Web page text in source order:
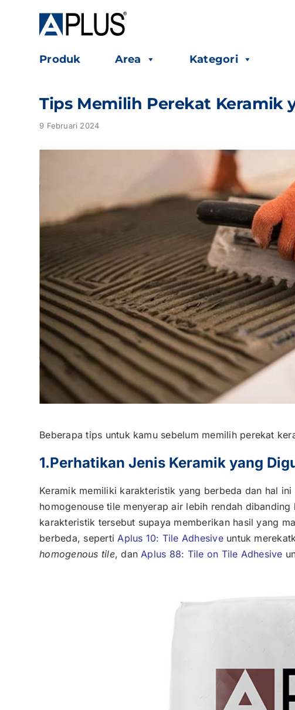
Produk Area Kategori
Tips Memilih Perekat Keramik
9 Februari 2024
Beberapa tips untuk kamu sebelum memilih perekat
1.Perhatikan Jenis Keramik yang
Keramik memiliki karakteristik yang berbeda dan hal
homogenouse tile menyerap air lebih rendah
karakteristik tersebut supaya memberikan hasil yang
berbeda, sepertiAplus 10: Tile Adhesiveuntuk
homogenous tile, danAplus 88: Tile on Tile Adhesive